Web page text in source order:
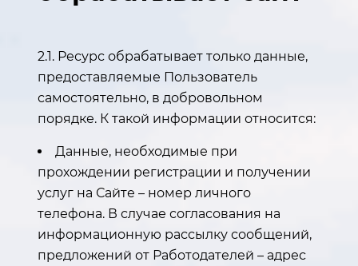
2.1. Ресурс обрабатывает только данные,
предоставляемые Пользователь
самостоятельно, в добровольном
порядке. К такой информации относится:
Данные, необходимые при
прохождении регистрации и получении
услуг на Сайте – номер личного
телефона. В случае согласования на
информационную рассылку сообщений,
предложений от Работодателей – адрес